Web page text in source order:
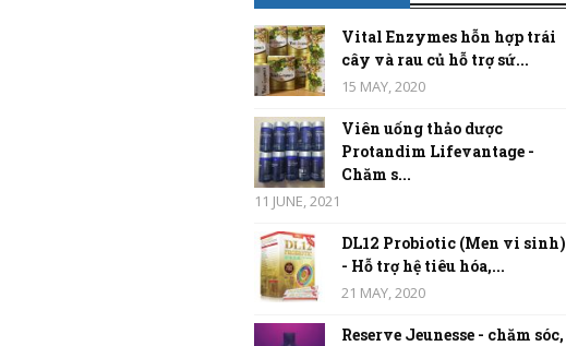
Vital Enzymes hỗn hợp trái
cây và rau củ hỗ trợ sứ...
15 MAY, 2020
Viên uống thảo dược
Protandim Lifevantage -
Chăm s...
11 JUNE, 2021
DL12 Probiotic (Men vi sinh)
- Hỗ trợ hệ tiêu hóa,...
21 MAY, 2020
Reserve Jeunesse - chăm sóc,